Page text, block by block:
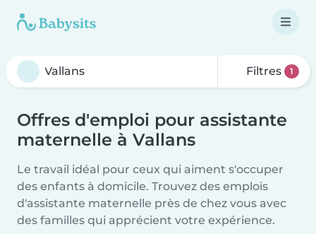
Filtres 1
Offres d'emploi pour assistante
maternelle à Vallans
Le travail idéal pour ceux qui aiment s'occuper
des enfants à domicile. Trouvez des emplois
d'assistante maternelle près de chez vous avec
des familles qui apprécient votre expérience.